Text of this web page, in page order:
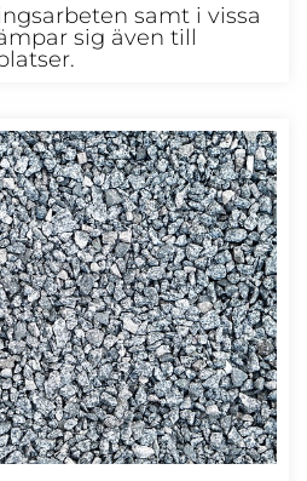
samt i vissa
sig även till